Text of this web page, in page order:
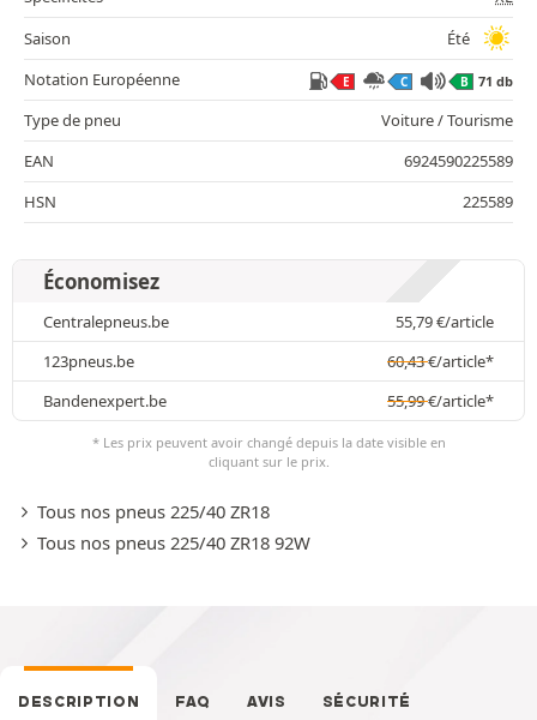
Saison
Été
Notation Européenne
E C B 71 db
Type de pneu
Voiture / Tourisme
EAN
6924590225589
HSN
225589
Économisez
Centralepneus.be 55,79€/article
123pneus.be
60,43€/article*
Bandenexpert.be
55,99€/article*
* Les prix peuvent avoir changé depuis la date visible en
cliquant sur le prix.
Tous nos pneus 225/40 ZR18
Tous nos pneus 225/40 ZR18 92W
DESCRIPTION FAQ AVIS SÉCURITÉ